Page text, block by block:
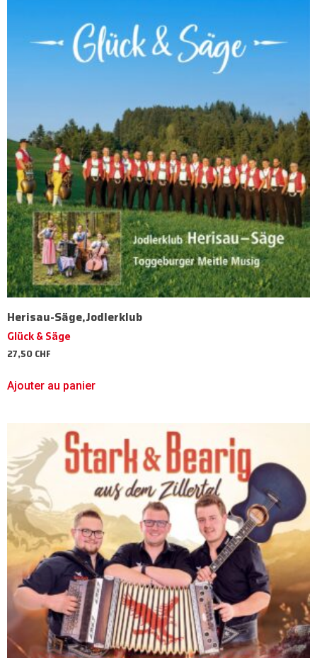
Herisau-Säge,Jodlerklub
Glück & Säge
27,50CHF
Ajouter au panier